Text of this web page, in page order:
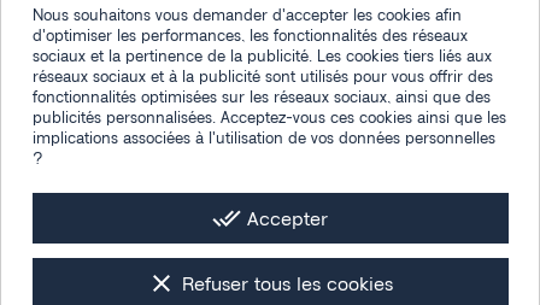
Suivi de commande
Connexion
Créez votre compte
Des questions
Contactez-nous
Facebook
Instagram
LinkedIn
Nous souhaitons vous demander d'accepter les cookies afin
d'optimiser les performances, les fonctionnalités des réseaux
sociaux et la pertinence de la publicité. Les cookies tiers liés aux
réseaux sociaux et à la publicité sont utilisés pour vous offrir des
fonctionnalités optimisées sur les réseaux sociaux, ainsi que des
publicités personnalisées. Acceptez-vous ces cookies ainsi que les
implications associées à l'utilisation de vos données personnelles
?
done_all Accepter
clear Refuser tous les cookies